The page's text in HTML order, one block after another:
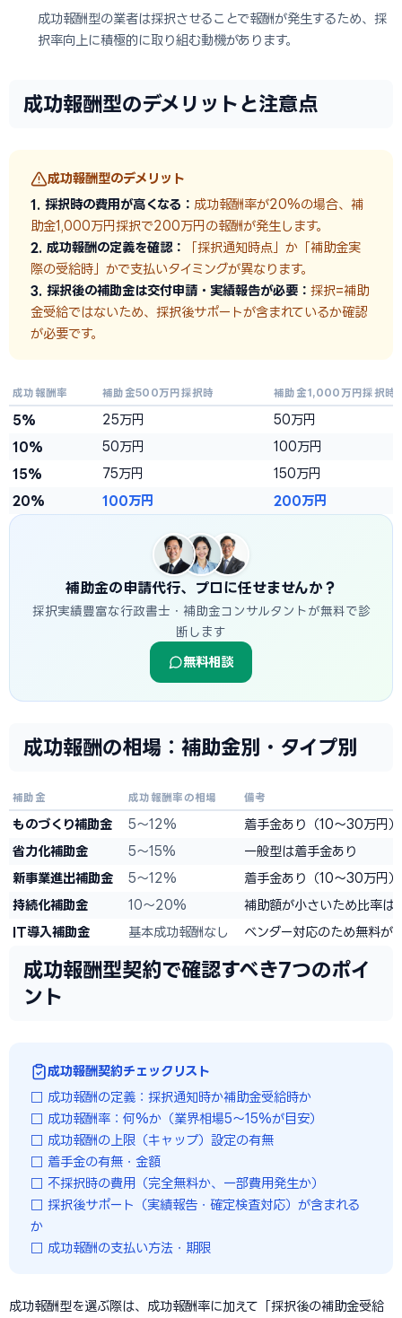
成功報酬型の業者は採択させることで報酬が発生するため、採
択率向上に積極的に取り組む動機があります。
成功報酬型のデメリットと注意点
成功報酬型のデメリット
1. 採択時の費用が高くなる： 成功報酬率が20%の場合、補
助金1,000万円採択で200万円の報酬が発生します。
2. 成功報酬の定義を確認：
「採択通知時点」か「補助金実
際の受給時」かで支払いタイミングが異なります。
3. 採択後の補助金は交付申請・実績報告が必要： 採択=補助
金受給ではないため、採択後サポートが含まれているか確認
が必要です。
成功報酬率 補助金500万円採択時 補助金1,000万円採択時
5% 25万円
50万円
10%
50万円
100万円
15%
75万円
150万円
20%
100万円 200万円
補助金の申請代行、プロに任せませんか？
採択実績豊富な行政書士・補助金コンサルタントが無料で診
断します
無料相談
成功報酬の相場：補助金別・タイプ別
補助金 成功報酬率の相場 備考
ものづくり補助金 5〜12%
着手金あり（10〜30万円
省力化補助金
5〜15%
一般型は着手金あり
新事業進出補助金
5〜12%
着手金あり（10〜30万円
持続化補助金
10〜20%
補助額が小さいため比率は
IT導入補助金
基本成功報酬なし ベンダー対応のため無料が
成功報酬型契約で確認すべき7つのポイ
ント
成功報酬契約チェックリスト
□ 成功報酬の定義：採択通知時か補助金受給時か
□ 成功報酬率：何%か（業界相場5〜15%が目安）
□ 成功報酬の上限（キャップ）設定の有無
□ 着手金の有無・金額
□ 不採択時の費用（完全無料か、一部費用発生か）
□ 採択後サポート（実績報告・確定検査対応）が含まれる
か
□ 成功報酬の支払い方法・期限
成功報酬型を選ぶ際は、成功報酬率に加えて「採択後の補助金受給